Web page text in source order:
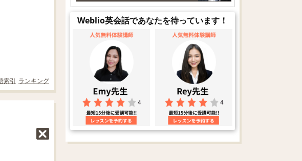
索引 ランキング
Weblio英会話であなたを待っています！